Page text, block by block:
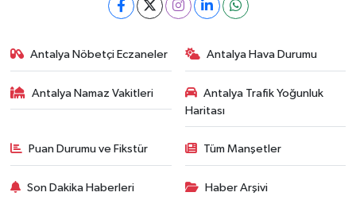
Antalya Nöbetçi Eczaneler Antalya Hava Durumu
Antalya Namaz Vakitleri
Antalya Trafik Yoğunluk
Haritası
Puan Durumu ve Fikstür Tüm Manşetler
Son Dakika Haberleri Haber Arşivi